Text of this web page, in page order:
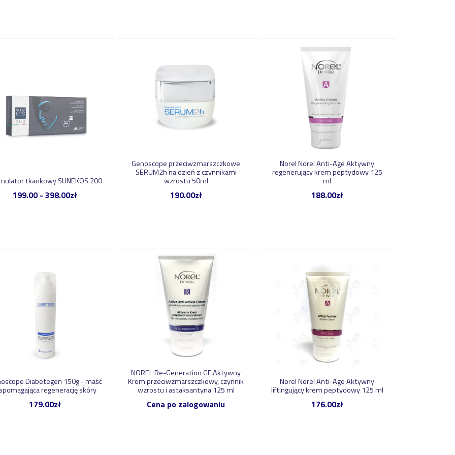
tkankowy SUNEKOS 200
199.00-398.00zł
Genoscope przeciwzmarszczkowe
SERUM2h na dzień z czynnikami
wzrostu 50ml
190.00zł
Norel Norel Anti-Age Aktywny
regenerujący krem peptydowy 125
ml
188.00zł
Diabetegen 150g - maść
regenerację skóry
179.00zł
NOREL Re-Generation GF Aktywny
Krem przeciwzmarszczkowy, czynnik
wzrostu i astaksantyna 125 ml
Cena po zalogowaniu
Norel Norel Anti-Age Aktywny
liftingujący krem peptydowy 125 ml
176.00zł